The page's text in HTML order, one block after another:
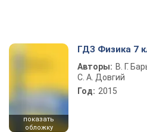
показать
обложку
ГДЗ Физика 7
Авторы: В. Г.
С. А. Довгий
Год: 2015